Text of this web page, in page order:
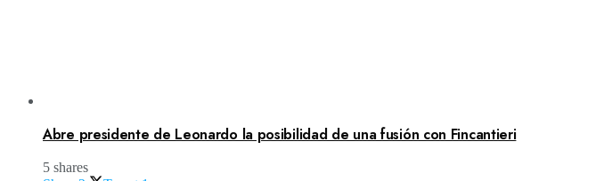
Abre presidente de Leonardo la posibilidad de una fusión con Fincantieri
5 shares